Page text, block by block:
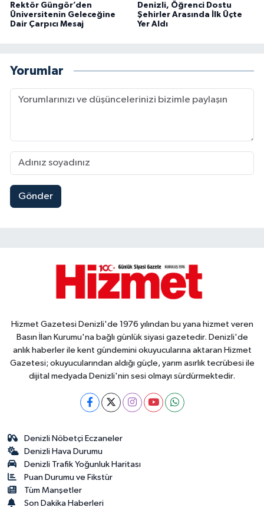
Rektör Güngör’den
Üniversitenin Geleceğine
Dair Çarpıcı Mesaj
Denizli, Öğrenci Dostu
Şehirler Arasında İlk Üçte
Yer Aldı
Yorumlar
Gönder
Hizmet Gazetesi Denizli'de 1976 yılından bu yana hizmet veren
Basın İlan Kurumu'na bağlı günlük siyasi gazetedir. Denizli'de
anlık haberler ile kent gündemini okuyucularına aktaran Hizmet
Gazetesi; okuyucularından aldığı güçle, yarım asırlık tecrübesi ile
dijital medyada Denizli'nin sesi olmayı sürdürmektedir.
Denizli Nöbetçi Eczaneler
Denizli Hava Durumu
Denizli Trafik Yoğunluk Haritası
Puan Durumu ve Fikstür
Tüm Manşetler
Son Dakika Haberleri